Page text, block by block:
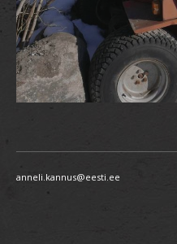
anneli.kannus@eesti.ee